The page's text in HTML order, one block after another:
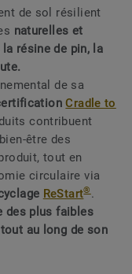
de sol résilient
naturelles et
résine de pin, la
de sa
Cradle to
contribuent
être des
tout en
circulaire via
ReStart®.
des plus faibles
au long de son